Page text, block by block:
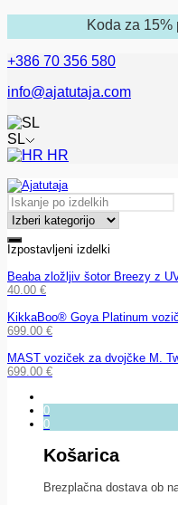
Koda za
+386 70 356 580
info@ajatutaja.com
SL
HR
Izpostavljeni izdelki
Beaba zložljiv šotor Breezy z
40.00 €
KikkaBoo® Goya Platinum
699.00 €
MAST voziček za dvojčke M.
699.00 €
0
0
Košarica
Brezplačna dostava ob